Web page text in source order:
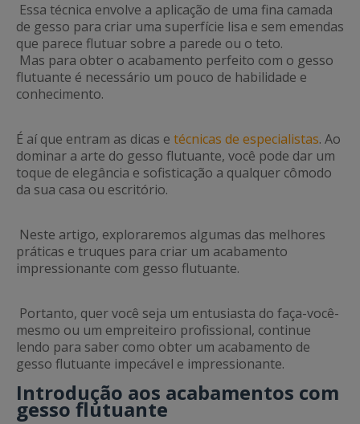
Essa técnica envolve a aplicação de uma fina camada
de gesso para criar uma superfície lisa e sem emendas
que parece flutuar sobre a parede ou o teto.
Mas para obter o acabamento perfeito com o gesso
flutuante é necessário um pouco de habilidade e
conhecimento.
É aí que entram as dicas e técnicas de especialistas. Ao
dominar a arte do gesso flutuante, você pode dar um
toque de elegância e sofisticação a qualquer cômodo
da sua casa ou escritório.
Neste artigo, exploraremos algumas das melhores
práticas e truques para criar um acabamento
impressionante com gesso flutuante.
Portanto, quer você seja um entusiasta do faça-você-
mesmo ou um empreiteiro profissional, continue
lendo para saber como obter um acabamento de
gesso flutuante impecável e impressionante.
Introdução aos acabamentos com
gesso flutuante